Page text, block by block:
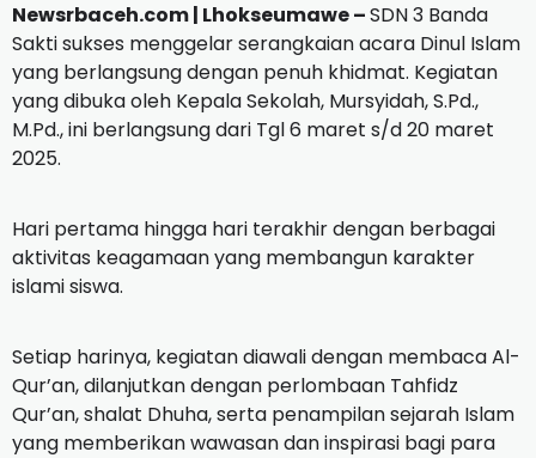
Newsrbaceh.com | Lhokseumawe –SDN 3 Banda
Sakti sukses menggelar serangkaian acara Dinul Islam
yang berlangsung dengan penuh khidmat. Kegiatan
yang dibuka oleh Kepala Sekolah, Mursyidah, S.Pd.,
M.Pd., ini berlangsung dari Tgl 6 maret s/d 20 maret
2025.
Hari pertama hingga hari terakhir dengan berbagai
aktivitas keagamaan yang membangun karakter
islami siswa.
Setiap harinya, kegiatan diawali dengan membaca Al-
Qur’an, dilanjutkan dengan perlombaan Tahfidz
Qur’an, shalat Dhuha, serta penampilan sejarah Islam
yang memberikan wawasan dan inspirasi bagi para